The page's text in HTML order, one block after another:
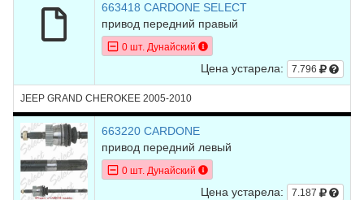
663418 CARDONE SELECT
привод передний правый
0 шт. Дунайский
Цена устарела: 7.796
JEEP GRAND CHEROKEE 2005-2010
663220 CARDONE
привод передний левый
0 шт. Дунайский
Цена устарела: 7.187